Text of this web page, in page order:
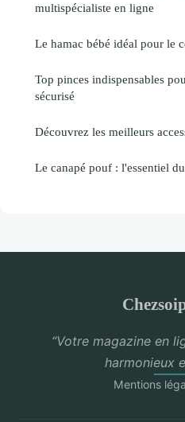
multispécialiste en ligne
Le hamac bébé idéal pour le
Top pinces indispensables
sécurisé
Découvrez les meilleurs
Le canapé pouf : l'essentiel
“Votre magazine en
harmonieux
Mentions